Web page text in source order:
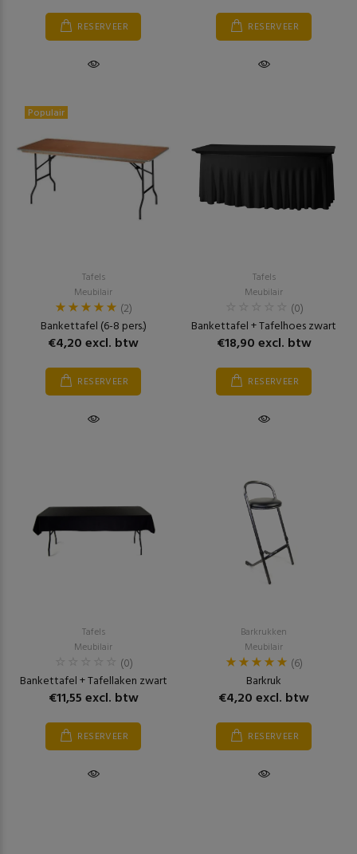
RESERVEER RESERVEER
Populair
Tafels
Meubilair
(2)
Bankettafel (6-8 pers.)
€4,20 excl. btw
RESERVEER
Tafels
Meubilair
(0)
Bankettafel + Tafelhoes zwart
€18,90 excl. btw
RESERVEER
Tafels
Meubilair
(0)
Bankettafel + Tafellaken zwart
€11,55 excl. btw
RESERVEER
Barkrukken
Meubilair
(6)
Barkruk
€4,20 excl. btw
RESERVEER